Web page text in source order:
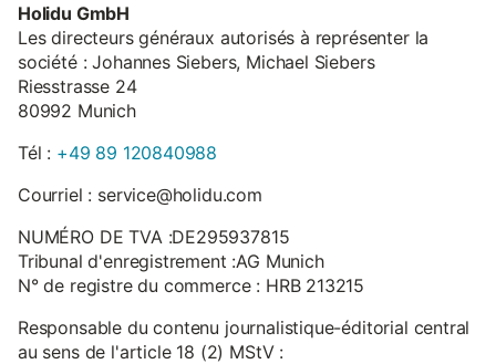
Holidu GmbH
Les directeurs généraux autorisés à représenter la
société : Johannes Siebers, Michael Siebers
Riesstrasse 24
80992 Munich
Tél : +49 89 120840988
Courriel : service@holidu.com
NUMÉRO DE TVA :DE295937815
Tribunal d'enregistrement :AG Munich
N° de registre du commerce : HRB 213215
Responsable du contenu journalistique-éditorial central
au sens de l'article 18 (2) MStV :